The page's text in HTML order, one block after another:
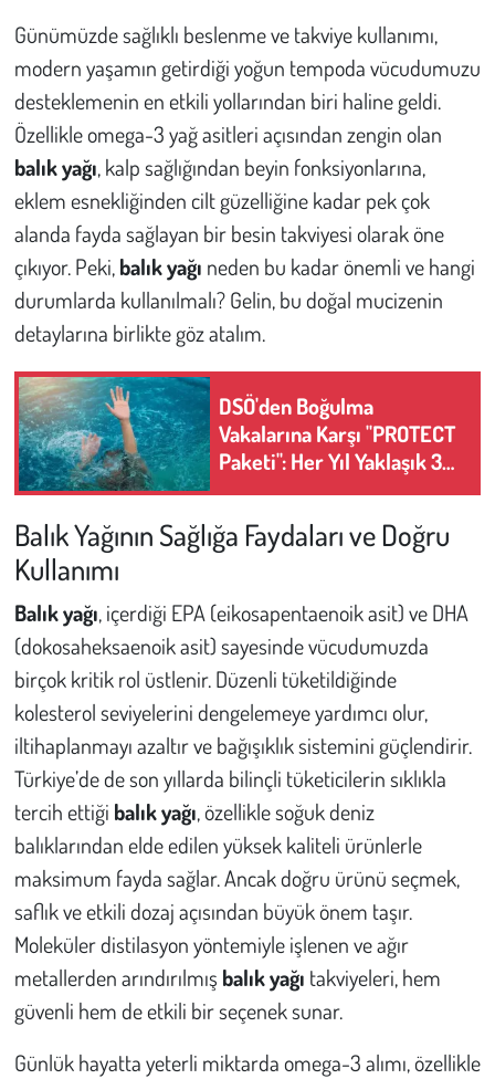
Günümüzde sağlıklı beslenme ve takviye kullanımı,
modern yaşamın getirdiği yoğun tempoda vücudumuzu
desteklemenin en etkili yollarından biri haline geldi.
Özellikle omega-3 yağ asitleri açısından zengin olan
balık yağı, kalp sağlığından beyin fonksiyonlarına,
eklem esnekliğinden cilt güzelliğine kadar pek çok
alanda fayda sağlayan bir besin takviyesi olarak öne
çıkıyor. Peki,balık yağı neden bu kadar önemli ve hangi
durumlarda kullanılmalı? Gelin, bu doğal mucizenin
detaylarına birlikte göz atalım.
DSÖ'den Boğulma
Vakalarına Karşı "PROTECT
Paketi": Her Yıl Yaklaşık 300
Bin Kişi Hayatını Kaybediyor
Balık Yağının Sağlığa Faydaları ve Doğru
Kullanımı
Balık yağı, içerdiği EPA (eikosapentaenoik asit) ve DHA
(dokosaheksaenoik asit) sayesinde vücudumuzda
birçok kritik rol üstlenir. Düzenli tüketildiğinde
kolesterol seviyelerini dengelemeye yardımcı olur,
iltihaplanmayı azaltır ve bağışıklık sistemini güçlendirir.
Türkiye’de de son yıllarda bilinçli tüketicilerin sıklıkla
tercih ettiği balık yağı, özellikle soğuk deniz
balıklarından elde edilen yüksek kaliteli ürünlerle
maksimum fayda sağlar. Ancak doğru ürünü seçmek,
saflık ve etkili dozaj açısından büyük önem taşır.
Moleküler distilasyon yöntemiyle işlenen ve ağır
metallerden arındırılmış balık yağı takviyeleri, hem
güvenli hem de etkili bir seçenek sunar.
Günlük hayatta yeterli miktarda omega-3 alımı, özellikle
Kültür Sanat
Bilim - Teknoloji
İnsan Hakları
Hayvan Hakları
Çevre
Galeri
Günün İçinden
Vefat İlanları
Tarih
Hukuk
Tarım
Son Dakika
Kent
Eğlence